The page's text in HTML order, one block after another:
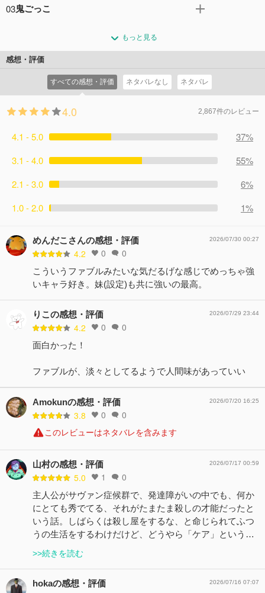
え、組織では相棒を務める洋子と共に、いざ、大阪にお引
いが干渉しないことを条件に、組が用意した家での新生活
かない──。大阪初日の夜。街の探索がてら、近所のバー
でお酒を飲んだ帰り道チンピラ 2 人に絡まれる明。だが、
プロとしての資質を見せつけ…。
コメント18件拍手55回
03鬼ごっこ
藤兄妹はペットショップへ。 そこでも、チンピラに追われ
る明…だったが。 無事ペットのインコ“カシラ”を迎え入れ
ある港の倉庫。 普通に暮らしたいと願う明に、早くもピン
チが訪れる──。
コメント17件 拍手46回
もっと見る
感想・評価
すべての感想・評価 ネタバレなし ネタバレ
4.0 2,867件のレビュー
4.1 - 5.0
37%
3.1 - 4.0
55%
2.1 - 3.0
6%
1.0 - 2.0
1%
めんだこさんの感想・評価
4.2 0 0
2026/07/30 00:27
こういうファブルみたいな気だるげな感じでめっちゃ強
いキャラ好き。妹(設定)も共に強いの最高。
りこの感想・評価
4.2 0 0
2026/07/29 23:44
面白かった！
ファブルが、淡々としてるようで人間味があっていい
Amokunの感想・評価
3.8 0 0
2026/07/20 16:25
このレビューはネタバレを含みます
山村の感想・評価
5.0 1 0
2026/07/17 00:59
主人公がサヴァン症候群で、発達障がいの中でも、何か
にとても秀でてる、それがたまたま殺しの才能だったと
いう話。しばらくは殺し屋をするな、と命じられてふつ
うの生活をするわけだけど、どうやら「ケア」という…
>>続きを読む
hokaの感想・評価 2026/07/16 07:07